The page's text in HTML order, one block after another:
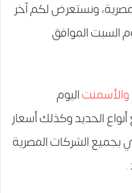
ونستعرض لكم آخر
السبت الموافق
والأسمنتاليوم
أنواع الحديد وكذلك أسعار
بجميع الشركات المصرية
.